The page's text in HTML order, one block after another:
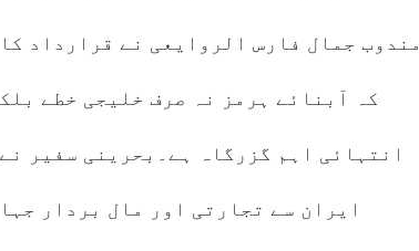
مندوب جمال فارس الروایعی نے قرارداد
کہ آبنائے ہرمز نہ صرف خلیجی خطے
انتہائی اہم گزرگاہ ہے۔بحرینی سفیر
ایران سے تجارتی اور مال بردار